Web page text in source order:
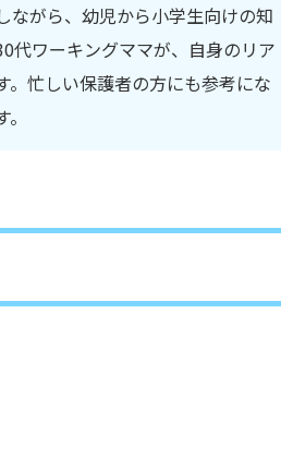
ながら、幼児から小学生向けの知
代ワーキングママが、自身のリア
。忙しい保護者の方にも参考にな